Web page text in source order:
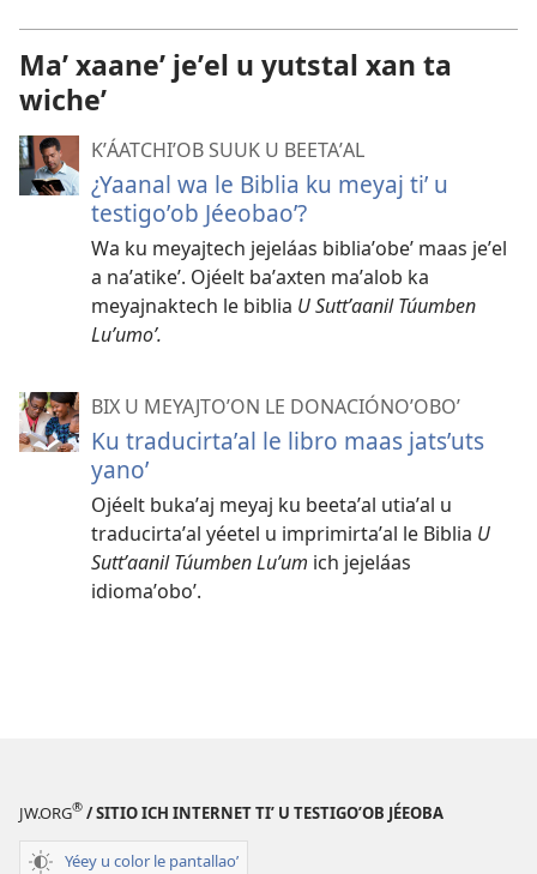
Maʼ xaaneʼ jeʼel u yutstal xan ta
wicheʼ
KʼÁATCHIʼOB SUUK U BEETAʼAL
¿Yaanal wa le Biblia ku meyaj tiʼ u
testigoʼob Jéeobaoʼ?
Wa ku meyajtech jejeláas bibliaʼobeʼ maas jeʼel
a naʼatikeʼ. Ojéelt baʼaxten maʼalob ka
meyajnaktech le biblia U Suttʼaanil Túumben
Luʼumoʼ.
BIX U MEYAJTOʼON LE DONACIÓNOʼOBOʼ
Ku traducirtaʼal le libro maas jatsʼuts
yanoʼ
Ojéelt bukaʼaj meyaj ku beetaʼal utiaʼal u
traducirtaʼal yéetel u imprimirtaʼal le Biblia U
Suttʼaanil Túumben Luʼum ich jejeláas
idiomaʼoboʼ.
JW.ORG® / SITIO ICH INTERNET TIʼ U TESTIGOʼOB JÉEOBA
Yéey u color le pantallaoʼ